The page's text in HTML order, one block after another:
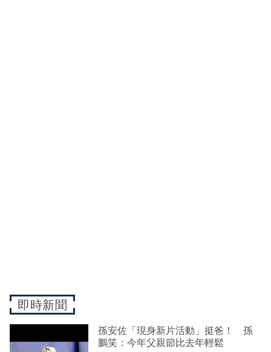
即時新聞
孫安佐「現身新片活動」挺爸！ 孫
鵬笑：今年父親節比去年輕鬆